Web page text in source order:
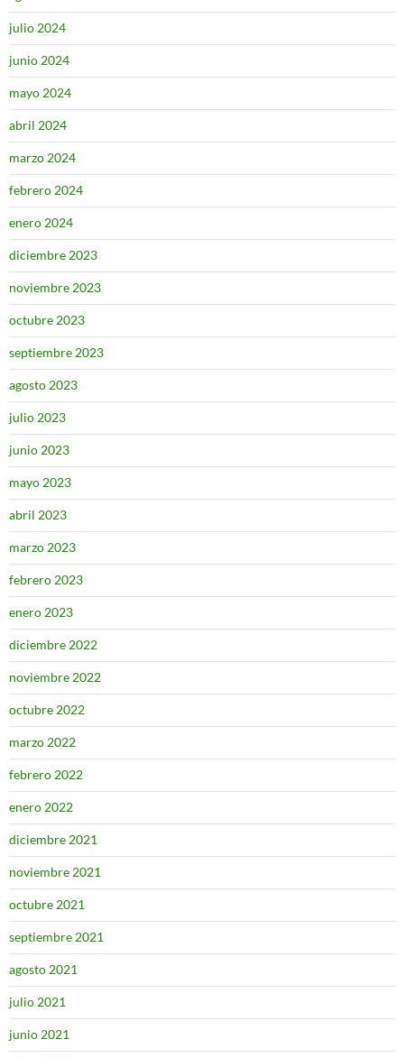
julio 2024
junio 2024
mayo 2024
abril 2024
marzo 2024
febrero 2024
enero 2024
diciembre 2023
noviembre 2023
octubre 2023
septiembre 2023
agosto 2023
julio 2023
junio 2023
mayo 2023
abril 2023
marzo 2023
febrero 2023
enero 2023
diciembre 2022
noviembre 2022
octubre 2022
marzo 2022
febrero 2022
enero 2022
diciembre 2021
noviembre 2021
octubre 2021
septiembre 2021
agosto 2021
julio 2021
junio 2021